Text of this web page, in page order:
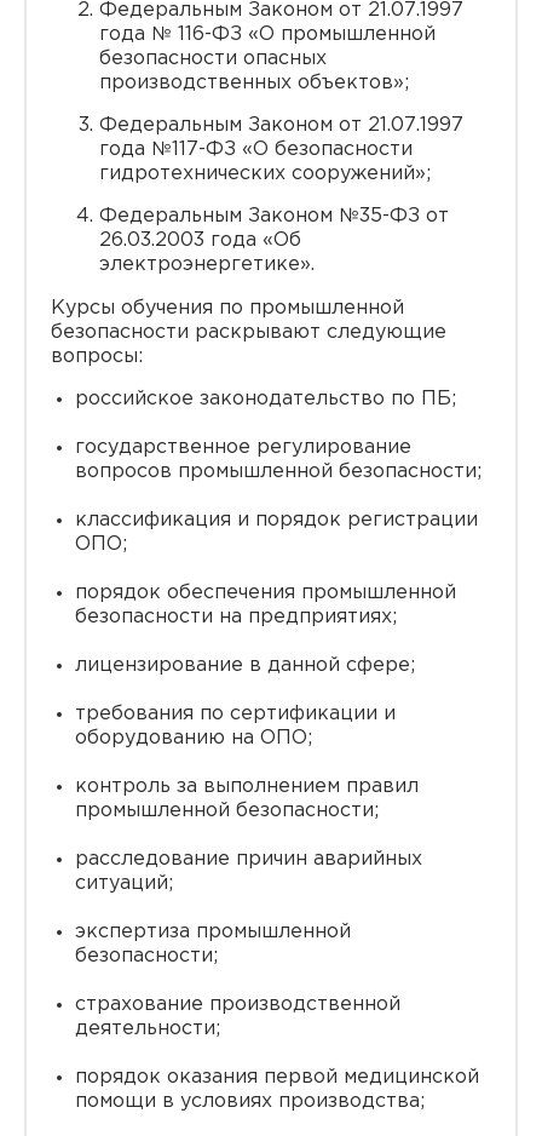
Федеральным Законом от 21.07.1997
года № 116-ФЗ «О промышленной
безопасности опасных
производственных объектов»;
Федеральным Законом от 21.07.1997
года №117-ФЗ «О безопасности
гидротехнических сооружений»;
Федеральным Законом №35-ФЗ от
26.03.2003 года «Об
электроэнергетике».
Курсы обучения по промышленной
безопасности раскрывают следующие
вопросы:
российское законодательство по ПБ;
государственное регулирование
вопросов промышленной безопасности;
классификация и порядок регистрации
ОПО;
порядок обеспечения промышленной
безопасности на предприятиях;
лицензирование в данной сфере;
требования по сертификации и
оборудованию на ОПО;
контроль за выполнением правил
промышленной безопасности;
расследование причин аварийных
ситуаций;
экспертиза промышленной
безопасности;
страхование производственной
деятельности;
порядок оказания первой медицинской
помощи в условиях производства;